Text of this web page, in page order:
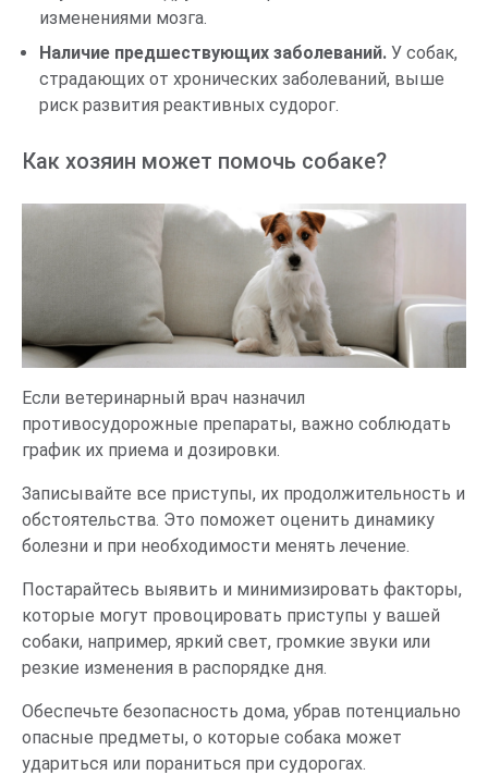
изменениями мозга.
Наличие предшествующих заболеваний. У собак,
страдающих от хронических заболеваний, выше
риск развития реактивных судорог.
Как хозяин может помочь собаке?
Если ветеринарный врач назначил
противосудорожные препараты, важно соблюдать
график их приема и дозировки.
Записывайте все приступы, их продолжительность и
обстоятельства. Это поможет оценить динамику
болезни и при необходимости менять лечение.
Постарайтесь выявить и минимизировать факторы,
которые могут провоцировать приступы у вашей
собаки, например, яркий свет, громкие звуки или
резкие изменения в распорядке дня.
Обеспечьте безопасность дома, убрав потенциально
опасные предметы, о которые собака может
удариться или пораниться при судорогах.